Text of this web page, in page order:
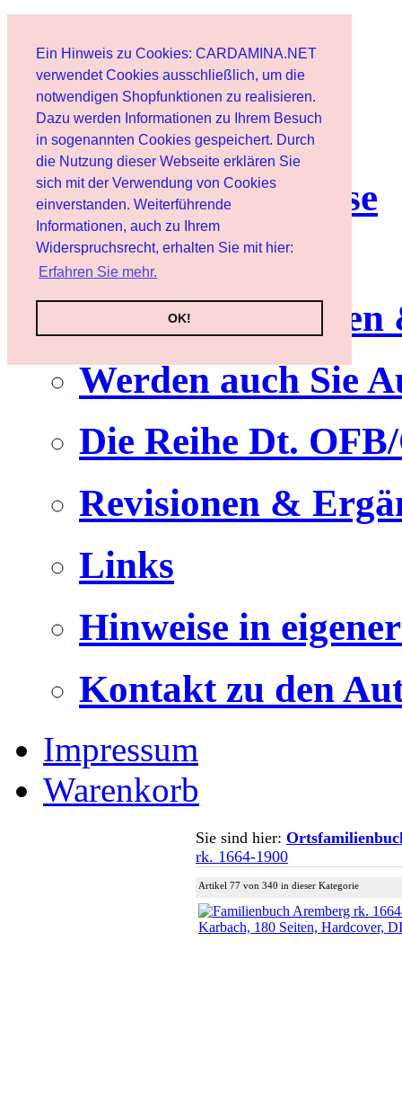
Ein Hinweis zu Cookies: CARDAMINA.NET
verwendet Cookies ausschließlich, um die
notwendigen Shopfunktionen zu realisieren.
Dazu werden Informationen zu Ihrem Besuch
in sogenannten Cookies gespeichert. Durch
die Nutzung dieser Webseite erklären Sie
sich mit der Verwendung von Cookies
einverstanden. Weiterführende
Informationen, auch zu Ihrem
Widerspruchsrecht, erhalten Sie mit hier:
Erfahren Sie mehr.
OK!
Benutzer
Newsletter
Nutzungshinweise
Service
Werden auch Sie
Die Reihe Dt.
Revisionen &
Links
Hinweise in
Kontakt zu den
Impressum
Warenkorb
Sie sind hier:
rk. 1664-1900
Artikel 77 von 340 in dieser Kategorie